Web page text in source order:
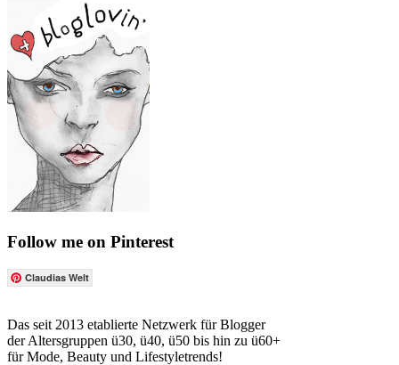
Follow me on Pinterest
Claudias Welt
Das seit 2013 etablierte Netzwerk für Blogger
der Altersgruppen ü30, ü40, ü50 bis hin zu ü60+
für Mode, Beauty und Lifestyletrends!